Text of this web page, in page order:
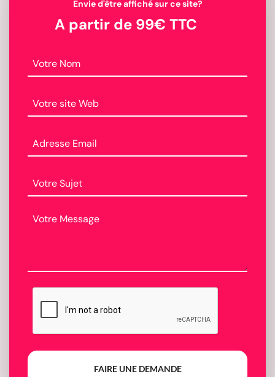
Envie d'être affiché sur ce site?
A partir de 99€ TTC
FAIRE UNE DEMANDE